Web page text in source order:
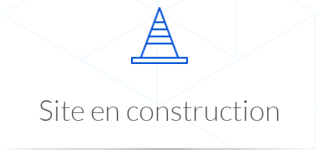
Site en construction